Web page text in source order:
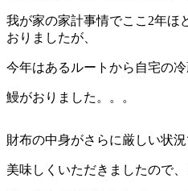
我が家の家計事情でここ2年ほ
おりましたが、
今年はあるルートから自宅の冷
鰻がおりました。。。
財布の中身がさらに厳しい状況
美味しくいただきましたので